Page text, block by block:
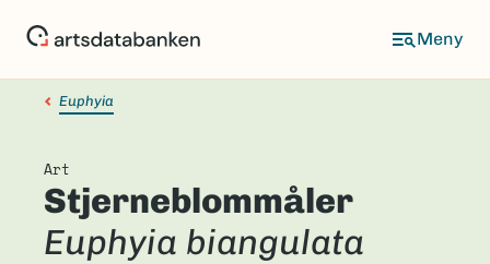
Euphyia
Art
Stjerneblommåler
Euphyia biangulata